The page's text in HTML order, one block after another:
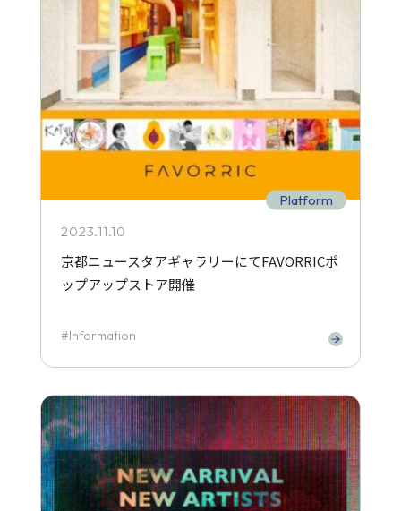
Platform
2023.11.10
京都ニュースタアギャラリーにてFAVORRICポ
ップアップストア開催
Information